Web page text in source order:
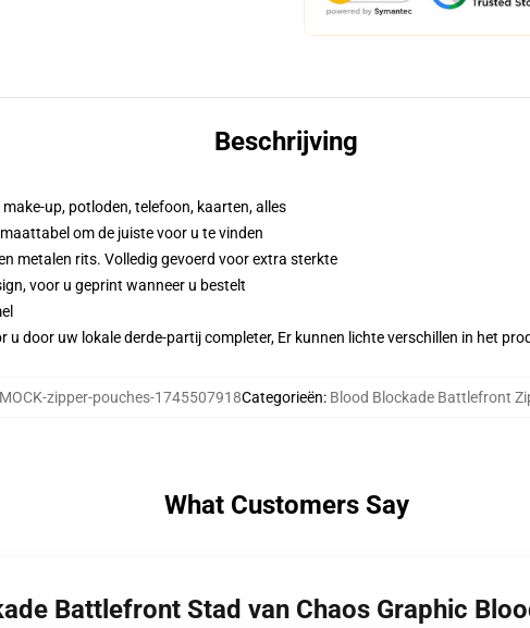
Beschrijving
up, potloden, telefoon, kaarten, alles
om de juiste voor u te vinden
metalen rits. Volledig gevoerd voor extra sterkte
voor u geprint wanneer u bestelt
u door uw lokale derde-partij completer, Er kunnen lichte verschillen in het
MOCK-zipper-pouches-1745507918Categorieën: Blood Blockade Battlefront
What Customers Say
Battlefront Stad van Chaos Graphic